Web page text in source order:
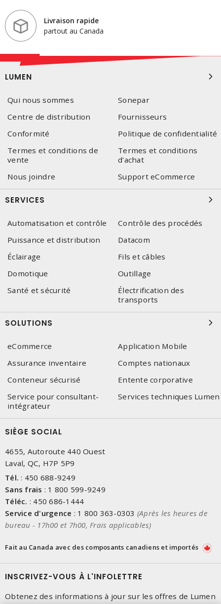
Livraison rapide
partout au Canada
LUMEN
Qui nous sommes
Sonepar
Centre de distribution
Fournisseurs
Conformité
Politique de confidentialité
Termes et conditions de
vente
Termes et conditions
d'achat
Nous joindre
Support eCommerce
SERVICES
Automatisation et contrôle
Contrôle des procédés
Puissance et distribution
Datacom
Éclairage
Fils et câbles
Domotique
Outillage
Santé et sécurité
Électrification des
transports
SOLUTIONS
eCommerce
Application Mobile
Assurance inventaire
Comptes nationaux
Conteneur sécurisé
Entente corporative
Service pour consultant-
intégrateur
Services techniques Lumen
SIÈGE SOCIAL
4655, Autoroute 440 Ouest
Laval, QC, H7P 5P9
Tél. : 450 688-9249
Sans frais : 1 800 599-9249
Téléc. : 450 686-1444
Service d'urgence : 1 800 363-0303 (Après les heures de
bureau - 17h00 et 7h00, Frais applicables)
Fait au Canada avec des composants canadiens et importés
INSCRIVEZ-VOUS À L'INFOLETTRE
Obtenez des informations à jour sur les offres de Lumen